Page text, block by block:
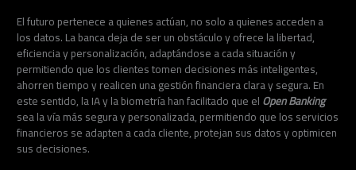
El futuro pertenece a quienes actúan, no solo a quienes acceden a
los datos. La banca deja de ser un obstáculo y ofrece la libertad,
eficiencia y personalización, adaptándose a cada situación y
permitiendo que los clientes tomen decisiones más inteligentes,
ahorren tiempo y realicen una gestión financiera clara y segura. En
este sentido, la IA y la biometría han facilitado que elOpen Banking
sea la vía más segura y personalizada, permitiendo que los servicios
financieros se adapten a cada cliente, protejan sus datos y optimicen
sus decisiones.